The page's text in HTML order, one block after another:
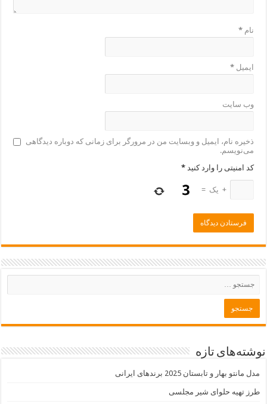
نام*
ایمیل*
وب‌ سایت
ذخیره نام، ایمیل و وبسایت من در مرورگر برای زمانی که دوباره دیدگاهی
می‌نویسم.
کد امنیتی را وارد کنید *
+ یک =
نوشته‌های تازه
مدل مانتو بهار و تابستان 2025 برندهای ایرانی
طرز تهیه حلوای شیر مجلسی